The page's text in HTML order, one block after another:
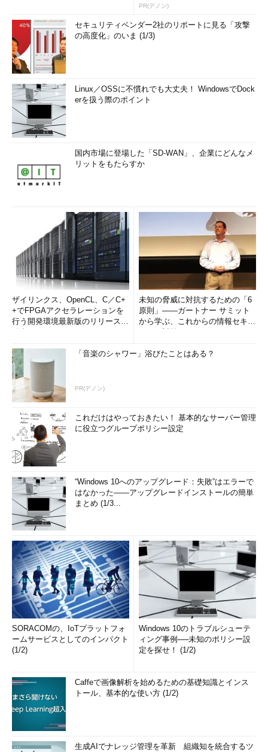
PR(デノン)
セキュリティベンダー2社のリポートに見る「攻撃
の高度化」のいま (1/3)
Linux／OSSに不慣れでも大丈夫！ WindowsでDock
erを扱う際のポイント
国内市場に登場した「SD-WAN」、企業にどんなメ
リットをもたらすか
ザイリンクス、OpenCL、C／C+
+でFPGAアクセラレーションを
行う開発環境最新版のリリースを
未知の脅威に対抗するための「6
原則」――ガートナー サミット
から学ぶ、これからの情報セキュ
「音楽のシャワー」浴びたことはある？
PR(デノン)
これだけはやっておきたい！ 基本的なサーバー管理
に役立つグループポリシー設定
“Windows 10へのアップグレード：失敗”はエラーで
はなかった――アップグレードインストールの簡単
まとめ (1/3...
SORACOMの、IoTプラットフォ
ームサービスとしてのインパクト
(1/2)
Windows 10のトラブルシューテ
ィング事例──未知のポリシー設
定を探せ！ (1/2)
Caffeで画像解析を始めるための基礎知識とインス
トール、基本的な使い方 (1/2)
生成AIでナレッジ管理を革新 組織知を統合するツ